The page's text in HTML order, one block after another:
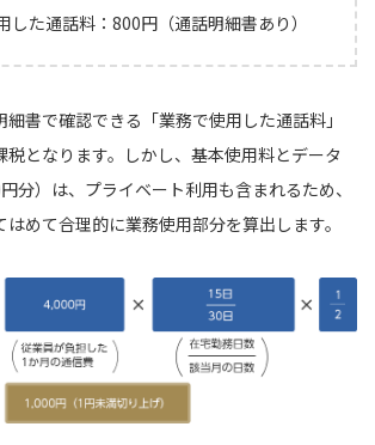
した通話料：800円（通話明細書あり）
書で確認できる「業務で使用した通話料」
税となります。しかし、基本使用料とデータ
分）は、プライベート利用も含まれるため、
めて合理的に業務使用部分を算出します。